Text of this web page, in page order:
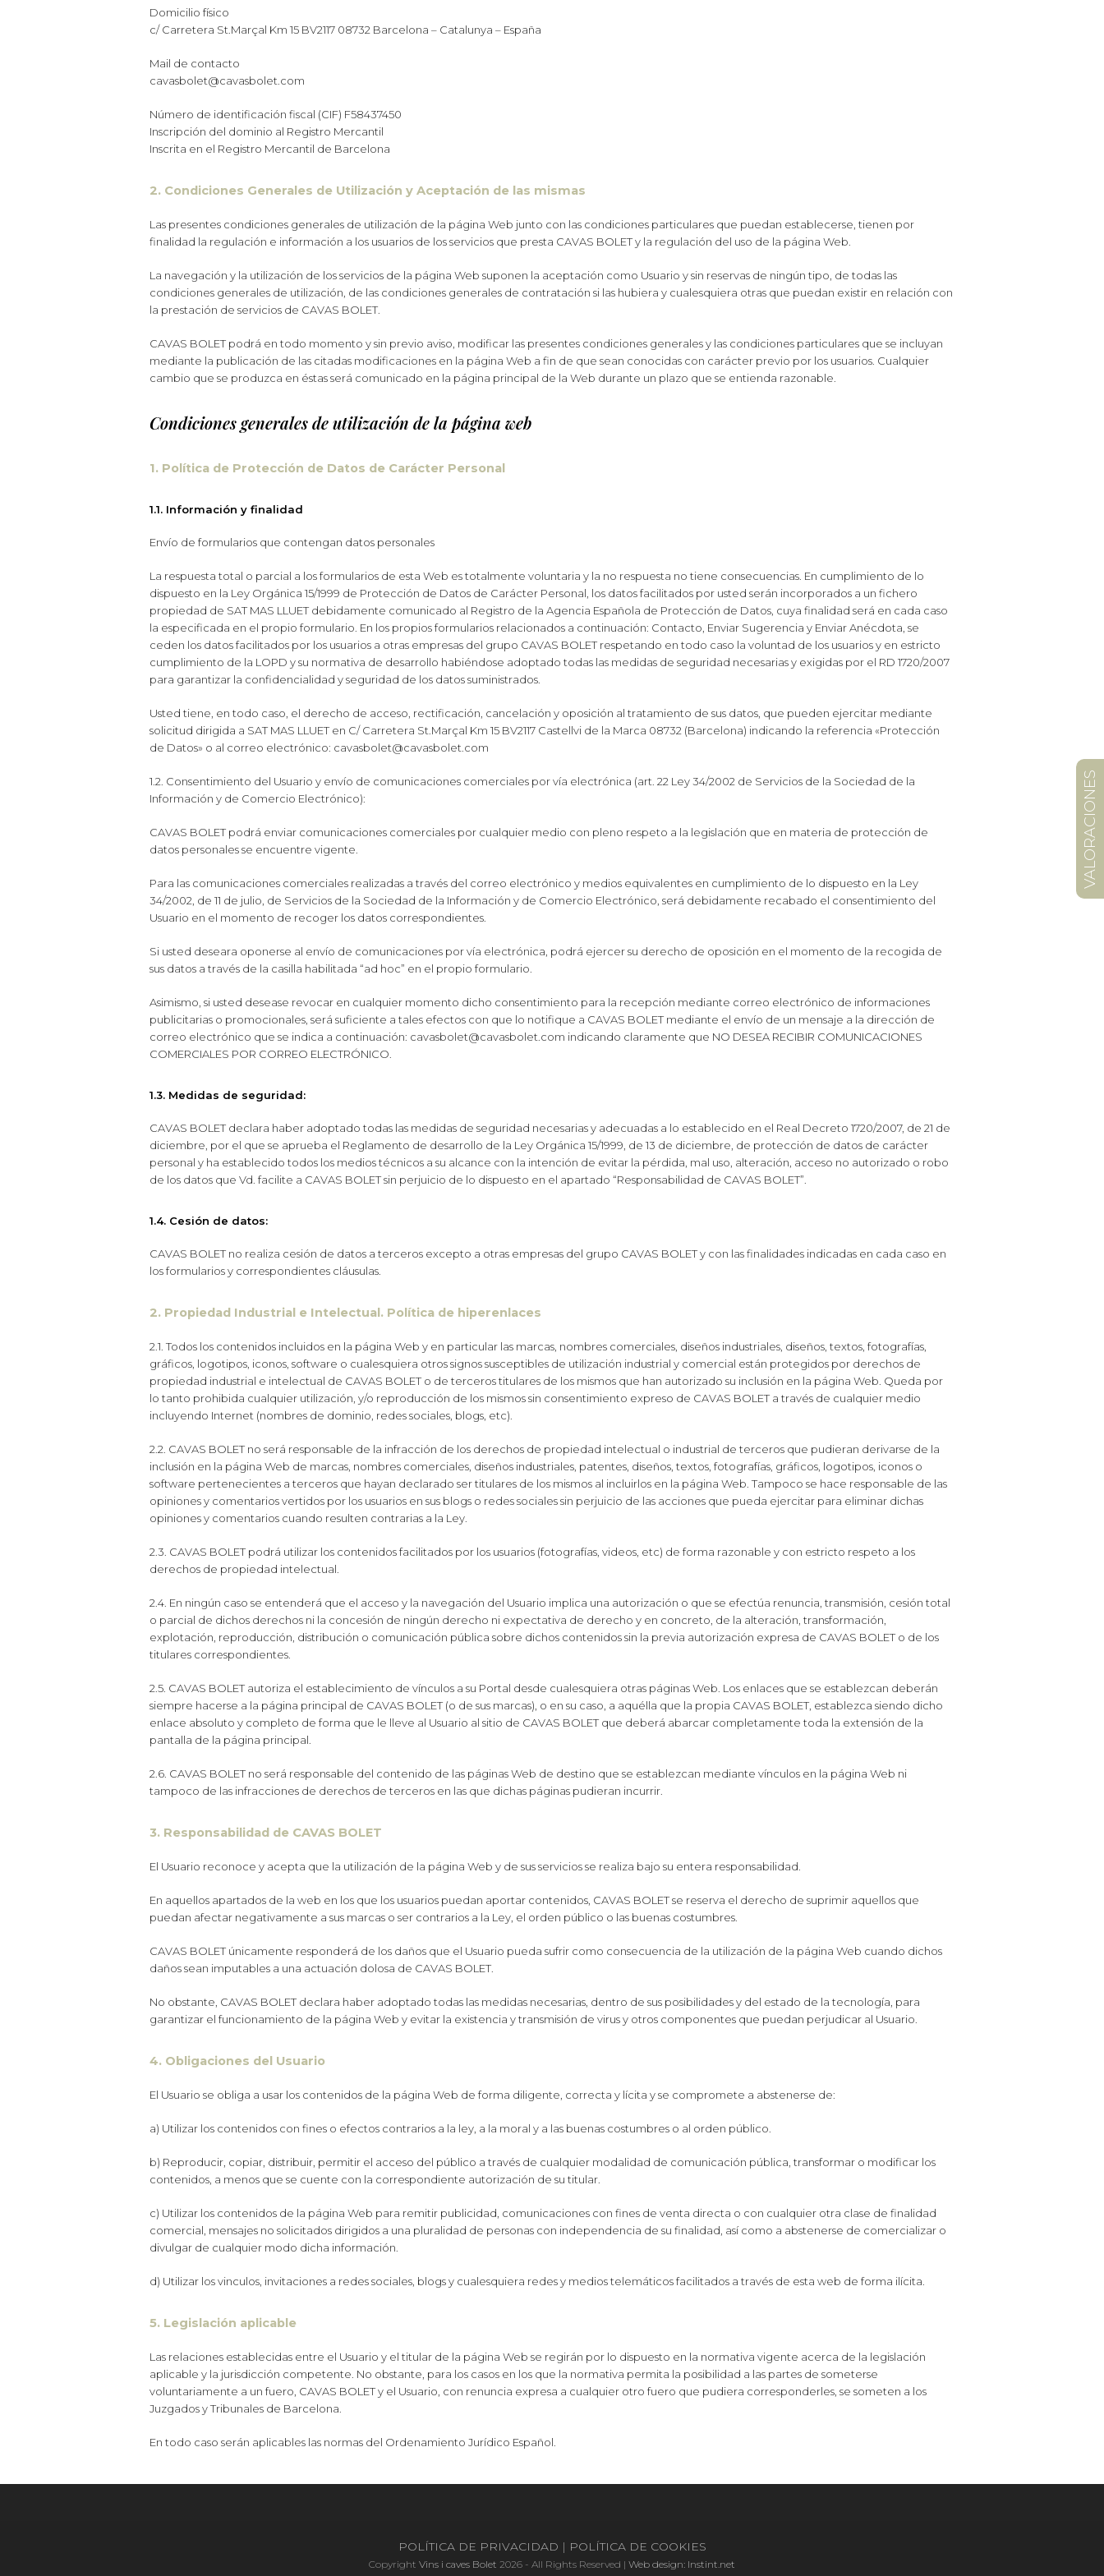
Domicilio físico
c/ Carretera St.Marçal Km 15 BV2117 08732 Barcelona – Catalunya – España
Mail de contacto
cavasbolet@cavasbolet.com
Número de identificación fiscal (CIF) F58437450
Inscripción del dominio al Registro Mercantil
Inscrita en el Registro Mercantil de Barcelona
2. Condiciones Generales de Utilización y Aceptación de las mismas
Las presentes condiciones generales de utilización de la página Web junto con las condiciones particulares que puedan establecerse, tienen por
finalidad la regulación e información a los usuarios de los servicios que presta CAVAS BOLET y la regulación del uso de la página Web.
La navegación y la utilización de los servicios de la página Web suponen la aceptación como Usuario y sin reservas de ningún tipo, de todas las
condiciones generales de utilización, de las condiciones generales de contratación si las hubiera y cualesquiera otras que puedan existir en relación con
la prestación de servicios de CAVAS BOLET.
CAVAS BOLET podrá en todo momento y sin previo aviso, modificar las presentes condiciones generales y las condiciones particulares que se incluyan
mediante la publicación de las citadas modificaciones en la página Web a fin de que sean conocidas con carácter previo por los usuarios. Cualquier
cambio que se produzca en éstas será comunicado en la página principal de la Web durante un plazo que se entienda razonable.
Condiciones generales de utilización de la página web
1. Política de Protección de Datos de Carácter Personal
1.1. Información y finalidad
Envío de formularios que contengan datos personales
La respuesta total o parcial a los formularios de esta Web es totalmente voluntaria y la no respuesta no tiene consecuencias. En cumplimiento de lo
dispuesto en la Ley Orgánica 15/1999 de Protección de Datos de Carácter Personal, los datos facilitados por usted serán incorporados a un fichero
propiedad de SAT MAS LLUET debidamente comunicado al Registro de la Agencia Española de Protección de Datos, cuya finalidad será en cada caso
la especificada en el propio formulario. En los propios formularios relacionados a continuación: Contacto, Enviar Sugerencia y Enviar Anécdota, se
ceden los datos facilitados por los usuarios a otras empresas del grupo CAVAS BOLET respetando en todo caso la voluntad de los usuarios y en estricto
cumplimiento de la LOPD y su normativa de desarrollo habiéndose adoptado todas las medidas de seguridad necesarias y exigidas por el RD 1720/2007
para garantizar la confidencialidad y seguridad de los datos suministrados.
Usted tiene, en todo caso, el derecho de acceso, rectificación, cancelación y oposición al tratamiento de sus datos, que pueden ejercitar mediante
solicitud dirigida a SAT MAS LLUET en C/ Carretera St.Marçal Km 15 BV2117 Castellvi de la Marca 08732 (Barcelona) indicando la referencia «Protección
de Datos» o al correo electrónico: cavasbolet@cavasbolet.com
1.2. Consentimiento del Usuario y envío de comunicaciones comerciales por vía electrónica (art. 22 Ley 34/2002 de Servicios de la Sociedad de la
Información y de Comercio Electrónico):
CAVAS BOLET podrá enviar comunicaciones comerciales por cualquier medio con pleno respeto a la legislación que en materia de protección de
datos personales se encuentre vigente.
Para las comunicaciones comerciales realizadas a través del correo electrónico y medios equivalentes en cumplimiento de lo dispuesto en la Ley
34/2002, de 11 de julio, de Servicios de la Sociedad de la Información y de Comercio Electrónico, será debidamente recabado el consentimiento del
Usuario en el momento de recoger los datos correspondientes.
Si usted deseara oponerse al envío de comunicaciones por vía electrónica, podrá ejercer su derecho de oposición en el momento de la recogida de
sus datos a través de la casilla habilitada “ad hoc” en el propio formulario.
Asimismo, si usted desease revocar en cualquier momento dicho consentimiento para la recepción mediante correo electrónico de informaciones
publicitarias o promocionales, será suficiente a tales efectos con que lo notifique a CAVAS BOLET mediante el envío de un mensaje a la dirección de
correo electrónico que se indica a continuación: cavasbolet@cavasbolet.com indicando claramente que NO DESEA RECIBIR COMUNICACIONES
COMERCIALES POR CORREO ELECTRÓNICO.
1.3. Medidas de seguridad:
CAVAS BOLET declara haber adoptado todas las medidas de seguridad necesarias y adecuadas a lo establecido en el Real Decreto 1720/2007, de 21 de
diciembre, por el que se aprueba el Reglamento de desarrollo de la Ley Orgánica 15/1999, de 13 de diciembre, de protección de datos de carácter
personal y ha establecido todos los medios técnicos a su alcance con la intención de evitar la pérdida, mal uso, alteración, acceso no autorizado o robo
de los datos que Vd. facilite a CAVAS BOLET sin perjuicio de lo dispuesto en el apartado “Responsabilidad de CAVAS BOLET”.
1.4. Cesión de datos:
CAVAS BOLET no realiza cesión de datos a terceros excepto a otras empresas del grupo CAVAS BOLET y con las finalidades indicadas en cada caso en
los formularios y correspondientes cláusulas.
2. Propiedad Industrial e Intelectual. Política de hiperenlaces
2.1. Todos los contenidos incluidos en la página Web y en particular las marcas, nombres comerciales, diseños industriales, diseños, textos, fotografías,
gráficos, logotipos, iconos, software o cualesquiera otros signos susceptibles de utilización industrial y comercial están protegidos por derechos de
propiedad industrial e intelectual de CAVAS BOLET o de terceros titulares de los mismos que han autorizado su inclusión en la página Web. Queda por
lo tanto prohibida cualquier utilización, y/o reproducción de los mismos sin consentimiento expreso de CAVAS BOLET a través de cualquier medio
incluyendo Internet (nombres de dominio, redes sociales, blogs, etc).
2.2. CAVAS BOLET no será responsable de la infracción de los derechos de propiedad intelectual o industrial de terceros que pudieran derivarse de la
inclusión en la página Web de marcas, nombres comerciales, diseños industriales, patentes, diseños, textos, fotografías, gráficos, logotipos, iconos o
software pertenecientes a terceros que hayan declarado ser titulares de los mismos al incluirlos en la página Web. Tampoco se hace responsable de las
opiniones y comentarios vertidos por los usuarios en sus blogs o redes sociales sin perjuicio de las acciones que pueda ejercitar para eliminar dichas
opiniones y comentarios cuando resulten contrarias a la Ley.
2.3. CAVAS BOLET podrá utilizar los contenidos facilitados por los usuarios (fotografías, videos, etc) de forma razonable y con estricto respeto a los
derechos de propiedad intelectual.
2.4. En ningún caso se entenderá que el acceso y la navegación del Usuario implica una autorización o que se efectúa renuncia, transmisión, cesión total
o parcial de dichos derechos ni la concesión de ningún derecho ni expectativa de derecho y en concreto, de la alteración, transformación,
explotación, reproducción, distribución o comunicación pública sobre dichos contenidos sin la previa autorización expresa de CAVAS BOLET o de los
titulares correspondientes.
2.5. CAVAS BOLET autoriza el establecimiento de vínculos a su Portal desde cualesquiera otras páginas Web. Los enlaces que se establezcan deberán
siempre hacerse a la página principal de CAVAS BOLET (o de sus marcas), o en su caso, a aquélla que la propia CAVAS BOLET, establezca siendo dicho
enlace absoluto y completo de forma que le lleve al Usuario al sitio de CAVAS BOLET que deberá abarcar completamente toda la extensión de la
pantalla de la página principal.
2.6. CAVAS BOLET no será responsable del contenido de las páginas Web de destino que se establezcan mediante vínculos en la página Web ni
tampoco de las infracciones de derechos de terceros en las que dichas páginas pudieran incurrir.
3. Responsabilidad de CAVAS BOLET
El Usuario reconoce y acepta que la utilización de la página Web y de sus servicios se realiza bajo su entera responsabilidad.
En aquellos apartados de la web en los que los usuarios puedan aportar contenidos, CAVAS BOLET se reserva el derecho de suprimir aquellos que
puedan afectar negativamente a sus marcas o ser contrarios a la Ley, el orden público o las buenas costumbres.
CAVAS BOLET únicamente responderá de los daños que el Usuario pueda sufrir como consecuencia de la utilización de la página Web cuando dichos
daños sean imputables a una actuación dolosa de CAVAS BOLET.
No obstante, CAVAS BOLET declara haber adoptado todas las medidas necesarias, dentro de sus posibilidades y del estado de la tecnología, para
garantizar el funcionamiento de la página Web y evitar la existencia y transmisión de virus y otros componentes que puedan perjudicar al Usuario.
4. Obligaciones del Usuario
El Usuario se obliga a usar los contenidos de la página Web de forma diligente, correcta y lícita y se compromete a abstenerse de:
a) Utilizar los contenidos con fines o efectos contrarios a la ley, a la moral y a las buenas costumbres o al orden público.
b) Reproducir, copiar, distribuir, permitir el acceso del público a través de cualquier modalidad de comunicación pública, transformar o modificar los
contenidos, a menos que se cuente con la correspondiente autorización de su titular.
c) Utilizar los contenidos de la página Web para remitir publicidad, comunicaciones con fines de venta directa o con cualquier otra clase de finalidad
comercial, mensajes no solicitados dirigidos a una pluralidad de personas con independencia de su finalidad, así como a abstenerse de comercializar o
divulgar de cualquier modo dicha información.
d) Utilizar los vinculos, invitaciones a redes sociales, blogs y cualesquiera redes y medios telemáticos facilitados a través de esta web de forma ilícita.
5. Legislación aplicable
Las relaciones establecidas entre el Usuario y el titular de la página Web se regirán por lo dispuesto en la normativa vigente acerca de la legislación
aplicable y la jurisdicción competente. No obstante, para los casos en los que la normativa permita la posibilidad a las partes de someterse
voluntariamente a un fuero, CAVAS BOLET y el Usuario, con renuncia expresa a cualquier otro fuero que pudiera corresponderles, se someten a los
Juzgados y Tribunales de Barcelona.
En todo caso serán aplicables las normas del Ordenamiento Jurídico Español.
POLÍTICA DE PRIVACIDAD | POLÍTICA DE COOKIES
Copyright Vins i caves Bolet 2026 - All Rights Reserved | Web design: Instint.net
VALORACIONES